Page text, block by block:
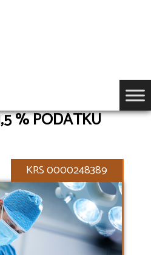
% PODATKU
KRS 0000248389